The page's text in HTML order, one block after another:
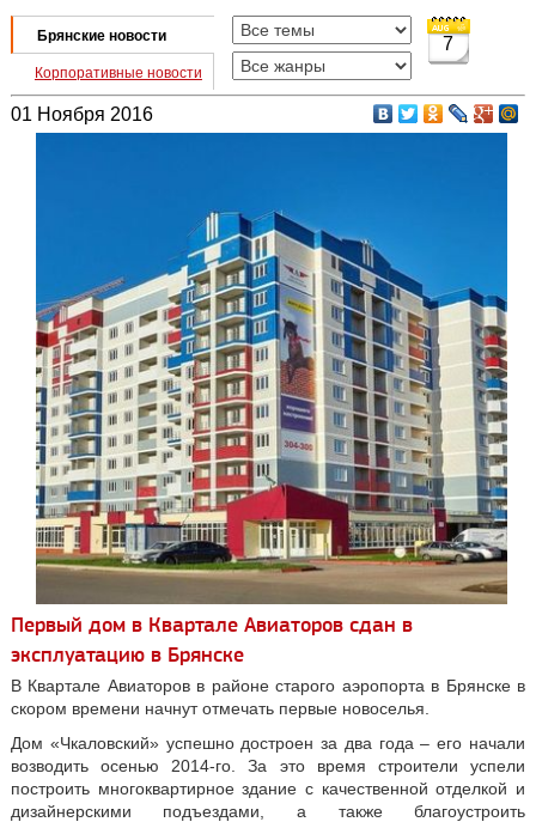
Брянские новости
Корпоративные новости
7
01 Ноября 2016
Первый дом в Квартале Авиаторов сдан в
эксплуатацию в Брянске
В Квартале Авиаторов в районе старого аэропорта в Брянске в
скором времени начнут отмечать первые новоселья.
Дом «Чкаловский» успешно достроен за два года – его начали
возводить осенью 2014-го. За это время строители успели
построить многоквартирное здание с качественной отделкой и
дизайнерскими подъездами, а также благоустроить